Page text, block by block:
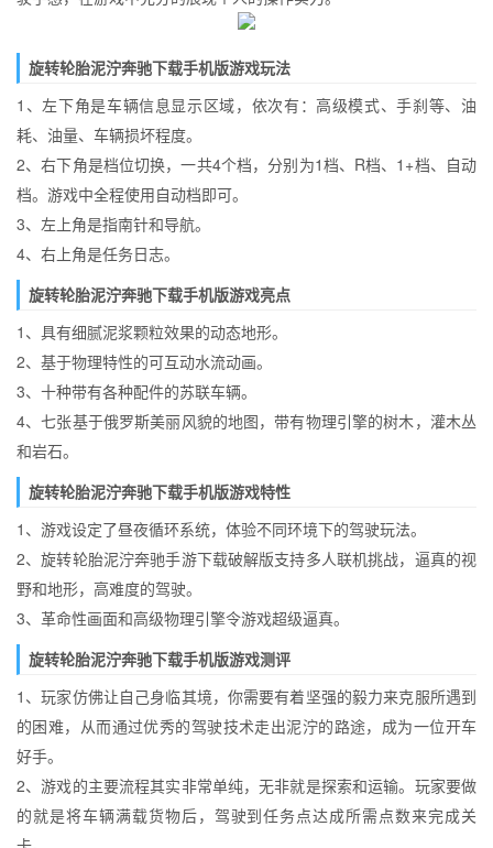
旋转轮胎泥泞奔驰下载手机版游戏玩法
1、左下角是车辆信息显示区域，依次有：高级模式、手刹等、油
耗、油量、车辆损坏程度。
2、右下角是档位切换，一共4个档，分别为1档、R档、1+档、自动
档。游戏中全程使用自动档即可。
3、左上角是指南针和导航。
4、右上角是任务日志。
旋转轮胎泥泞奔驰下载手机版游戏亮点
1、具有细腻泥浆颗粒效果的动态地形。
2、基于物理特性的可互动水流动画。
3、十种带有各种配件的苏联车辆。
4、七张基于俄罗斯美丽风貌的地图，带有物理引擎的树木，灌木丛
和岩石。
旋转轮胎泥泞奔驰下载手机版游戏特性
1、游戏设定了昼夜循环系统，体验不同环境下的驾驶玩法。
2、旋转轮胎泥泞奔驰手游下载破解版支持多人联机挑战，逼真的视
野和地形，高难度的驾驶。
3、革命性画面和高级物理引擎令游戏超级逼真。
旋转轮胎泥泞奔驰下载手机版游戏测评
1、玩家仿佛让自己身临其境，你需要有着坚强的毅力来克服所遇到
的困难，从而通过优秀的驾驶技术走出泥泞的路途，成为一位开车
好手。
2、游戏的主要流程其实非常单纯，无非就是探索和运输。玩家要做
的就是将车辆满载货物后，驾驶到任务点达成所需点数来完成关